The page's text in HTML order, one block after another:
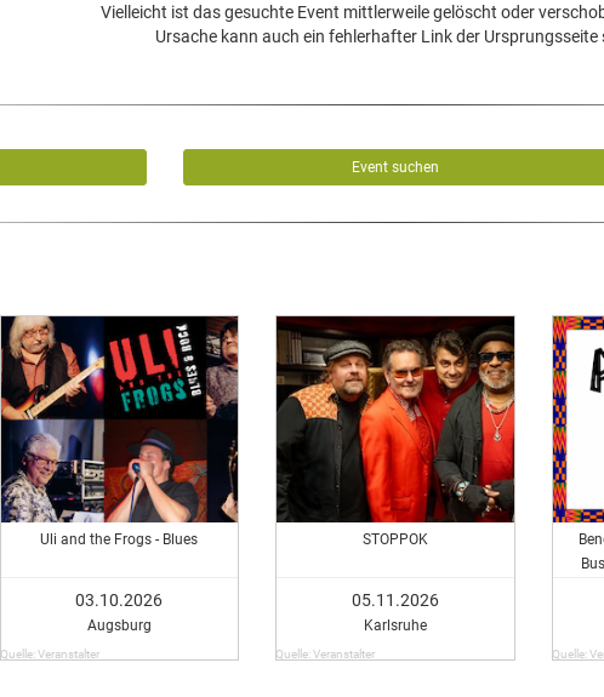
Vielleicht ist das gesuchte Event mittlerweile gelöscht oder
Ursache kann auch ein fehlerhafter Link der Ursprungsseite
Event suchen
Uli and the Frogs - Blues
03.10.2026
Augsburg
Quelle: Veranstalter
STOPPOK
05.11.2026
Karlsruhe
Quelle: Veranstalter Quelle: